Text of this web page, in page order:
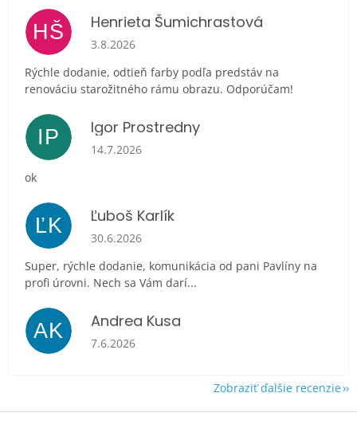
HŠ Henrieta Šumichrastová
Hodnotenie obchodu je 5 z 5 hviezdičiek.
3.8.2026
Rýchle dodanie, odtieň farby podľa predstáv na
renováciu starožitného rámu obrazu. Odporúčam!
IP Igor Prostredny
Hodnotenie obchodu je 5 z 5 hviezdičiek.
14.7.2026
ok
ĽK Ľuboš Karlík
Hodnotenie obchodu je 5 z 5 hviezdičiek.
30.6.2026
Super, rýchle dodanie, komunikácia od pani Pavlíny na
profi úrovni. Nech sa Vám darí...
AK Andrea Kusa
Hodnotenie obchodu je 5 z 5 hviezdičiek.
7.6.2026
Zobraziť ďalšie recenzie
Z